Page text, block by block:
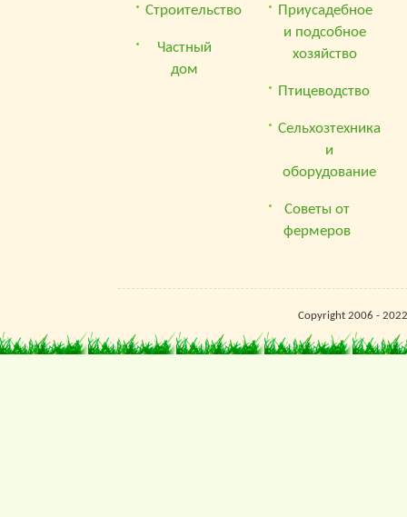
Строительство
Частный
дом
Приусадебное
и подсобное
хозяйство
Птицеводство
Сельхозтехника
и
оборудование
Советы от
фермеров
Copyright 2006 -